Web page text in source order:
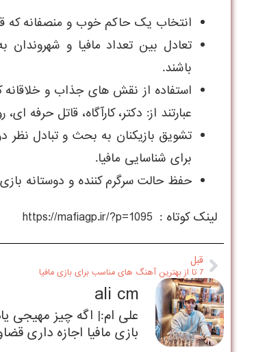
انتخاب یک حاکم خوب و منصفانه که
تعادل بین تعداد مافیا و
باشند.
استفاده از نقش های جذاب و خلاقانه
عبارتند از: دکتر، کارآگاه، قاتل
تشویق بازیکنان به بحث و تبادل نظر
برای شناسایی مافیا.
حفظ حالت سرگرم کننده و دوستانه
لینک کوتاه : https://mafiagp.ir/?p=1095
قبل
7 تا از بهترین آهنگ های مناسب برای بازی مافیا
ali cm
علی ام:| اگه چیز مهیجی
بازی مافیا اجازه داری